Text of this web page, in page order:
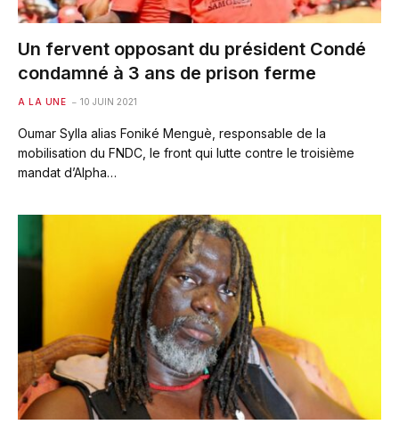
Un fervent opposant du président Condé
condamné à 3 ans de prison ferme
A LA UNE 10 JUIN 2021
Oumar Sylla alias Foniké Menguè, responsable de la
mobilisation du FNDC, le front qui lutte contre le troisième
mandat d’Alpha…